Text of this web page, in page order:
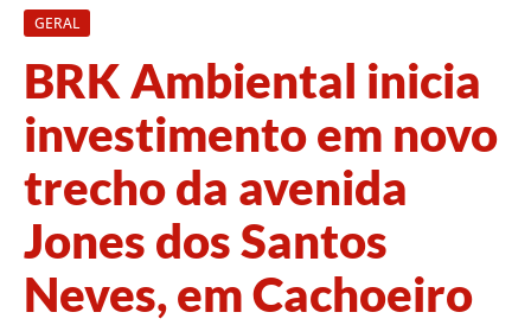
GERAL
BRK Ambiental inicia
investimento em novo
trecho da avenida
Jones dos Santos
Neves, em Cachoeiro